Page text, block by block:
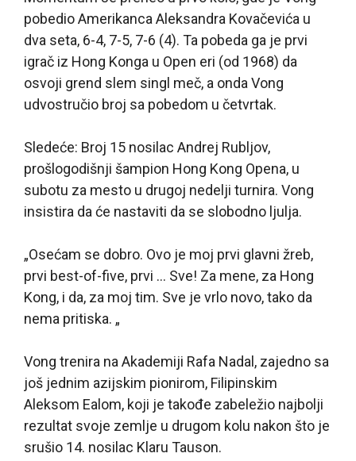
pobedio Amerikanca Aleksandra Kovačevića u
dva seta, 6-4, 7-5, 7-6 (4). Ta pobeda ga je prvi
igrač iz Hong Konga u Open eri (od 1968) da
osvoji grend slem singl meč, a onda Vong
udvostručio broj sa pobedom u četvrtak.
Sledeće: Broj 15 nosilac Andrej Rubljov,
prošlogodišnji šampion Hong Kong Opena, u
subotu za mesto u drugoj nedelji turnira. Vong
insistira da će nastaviti da se slobodno ljulja.
„Osećam se dobro. Ovo je moj prvi glavni žreb,
prvi best-of-five, prvi … Sve! Za mene, za Hong
Kong, i da, za moj tim. Sve je vrlo novo, tako da
nema pritiska. „
Vong trenira na Akademiji Rafa Nadal, zajedno sa
još jednim azijskim pionirom, Filipinskim
Aleksom Ealom, koji je takođe zabeležio najbolji
rezultat svoje zemlje u drugom kolu nakon što je
srušio 14. nosilac Klaru Tauson.